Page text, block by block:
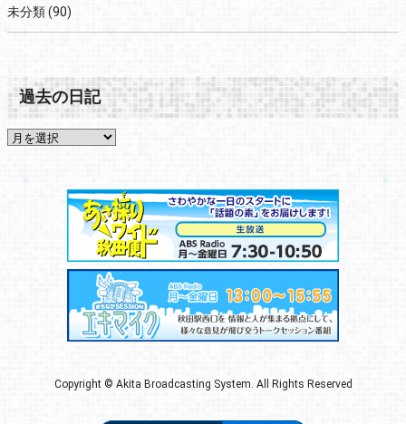
未分類(90)
過去の日記
Copyright © Akita Broadcasting System. All Rights Reserved